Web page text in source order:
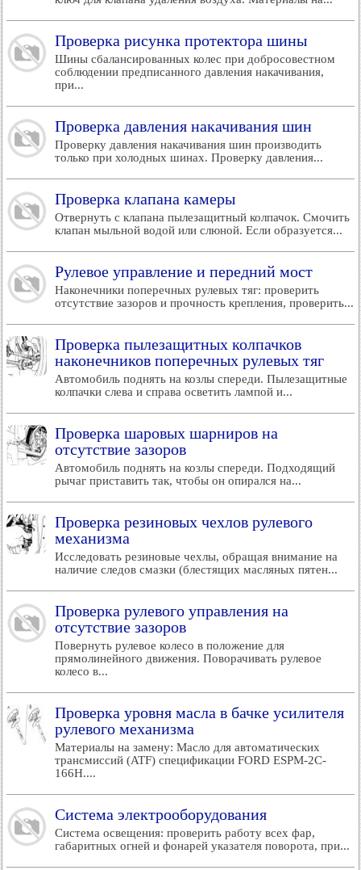
Проверка рисунка протектора шины
Шины сбалансированных колес при добросовестном
соблюдении предписанного давления накачивания,
при...
Проверка давления накачивания шин
Проверку давления накачивания шин производить
только при холодных шинах. Проверку давления...
Проверка клапана камеры
Отвернуть с клапана пылезащитный колпачок. Смочить
клапан мыльной водой или слюной. Если образуется...
Рулевое управление и передний мост
Наконечники поперечных рулевых тяг: проверить
отсутствие зазоров и прочность крепления, проверить...
Проверка пылезащитных колпачков
наконечников поперечных рулевых тяг
Автомобиль поднять на козлы спереди. Пылезащитные
колпачки слева и справа осветить лампой и...
Проверка шаровых шарниров на
отсутствие зазоров
Автомобиль поднять на козлы спереди. Подходящий
рычаг приставить так, чтобы он опирался на...
Проверка резиновых чехлов рулевого
механизма
Исследовать резиновые чехлы, обращая внимание на
наличие следов смазки (блестящих масляных пятен...
Проверка рулевого управления на
отсутствие зазоров
Повернуть рулевое колесо в положение для
прямолинейного движения. Поворачивать рулевое
колесо в...
Проверка уровня масла в бачке усилителя
рулевого механизма
Материалы на замену: Масло для автоматических
трансмиссий (ATF) спецификации FORD ESPM-2C-
166Н....
Система электрооборудования
Система освещения: проверить работу всех фар,
габаритных огней и фонарей указателя поворота, при...